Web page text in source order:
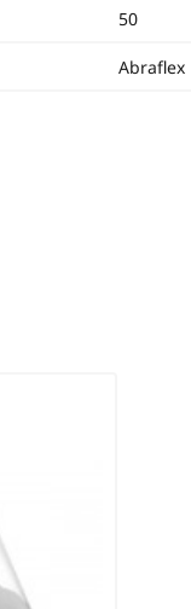
50
Abraflex